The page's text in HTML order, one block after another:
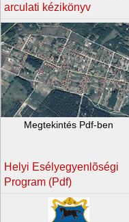
arculati kézikönyv
Megtekintés Pdf-ben
Helyi Esélyegyenlõségi
Program (Pdf)